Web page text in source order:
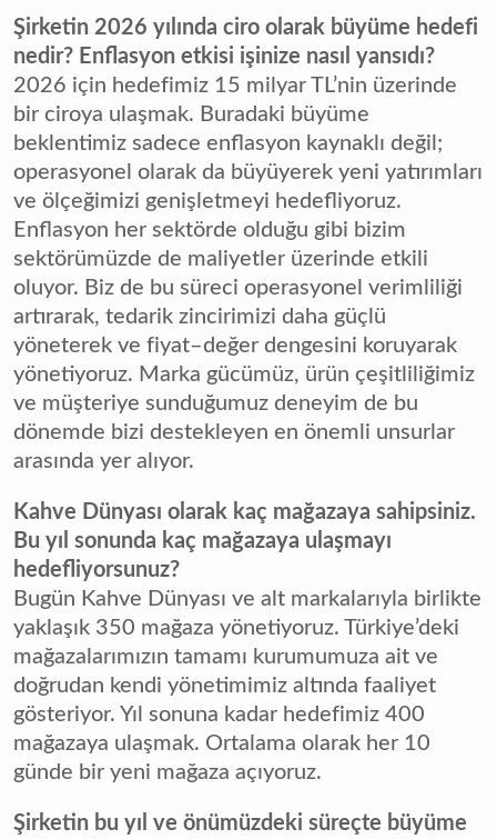
Şirketin 2026 yılında ciro olarak büyüme hedefi
nedir? Enflasyon etkisi işinize nasıl yansıdı?
2026 için hedefimiz 15 milyar TL’nin üzerinde
bir ciroya ulaşmak. Buradaki büyüme
beklentimiz sadece enflasyon kaynaklı değil;
operasyonel olarak da büyüyerek yeni yatırımları
ve ölçeğimizi genişletmeyi hedefliyoruz.
Enflasyon her sektörde olduğu gibi bizim
sektörümüzde de maliyetler üzerinde etkili
oluyor. Biz de bu süreci operasyonel verimliliği
artırarak, tedarik zincirimizi daha güçlü
yöneterek ve fiyat–değer dengesini koruyarak
yönetiyoruz. Marka gücümüz, ürün çeşitliliğimiz
ve müşteriye sunduğumuz deneyim de bu
dönemde bizi destekleyen en önemli unsurlar
arasında yer alıyor.
Kahve Dünyası olarak kaç mağazaya sahipsiniz.
Bu yıl sonunda kaç mağazaya ulaşmayı
hedefliyorsunuz?
Bugün Kahve Dünyası ve alt markalarıyla birlikte
yaklaşık 350 mağaza yönetiyoruz. Türkiye’deki
mağazalarımızın tamamı kurumumuza ait ve
doğrudan kendi yönetimimiz altında faaliyet
gösteriyor. Yıl sonuna kadar hedefimiz 400
mağazaya ulaşmak. Ortalama olarak her 10
günde bir yeni mağaza açıyoruz.
Şirketin bu yıl ve önümüzdeki süreçte büyüme